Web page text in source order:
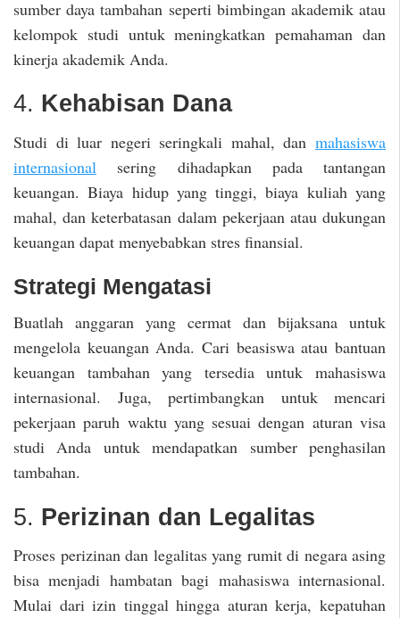
sumber daya tambahan seperti bimbingan akademik atau
kelompok studi untuk meningkatkan pemahaman dan
kinerja akademik Anda.
4. Kehabisan Dana
Studi di luar negeri seringkali mahal, dan mahasiswa
internasional sering dihadapkan pada tantangan
keuangan. Biaya hidup yang tinggi, biaya kuliah yang
mahal, dan keterbatasan dalam pekerjaan atau dukungan
keuangan dapat menyebabkan stres finansial.
Strategi Mengatasi
Buatlah anggaran yang cermat dan bijaksana untuk
mengelola keuangan Anda. Cari beasiswa atau bantuan
keuangan tambahan yang tersedia untuk mahasiswa
internasional. Juga, pertimbangkan untuk mencari
pekerjaan paruh waktu yang sesuai dengan aturan visa
studi Anda untuk mendapatkan sumber penghasilan
tambahan.
5. Perizinan dan Legalitas
Proses perizinan dan legalitas yang rumit di negara asing
bisa menjadi hambatan bagi mahasiswa internasional.
Mulai dari izin tinggal hingga aturan kerja, kepatuhan